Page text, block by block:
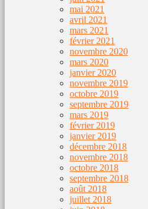
mai 2021
avril 2021
mars 2021
février 2021
novembre 2020
mars 2020
janvier 2020
novembre 2019
octobre 2019
septembre 2019
mars 2019
février 2019
janvier 2019
décembre 2018
novembre 2018
octobre 2018
septembre 2018
août 2018
juillet 2018